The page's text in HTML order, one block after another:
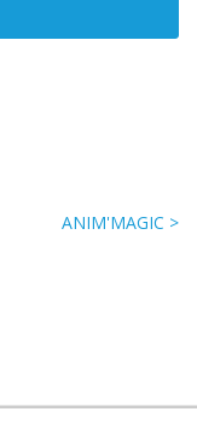
ANIM'MAGIC >